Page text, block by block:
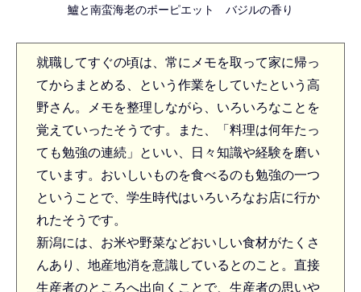
鱸と南蛮海老のポーピエット バジルの香り
就職してすぐの頃は、常にメモを取って家に帰っ
てからまとめる、という作業をしていたという高
野さん。メモを整理しながら、いろいろなことを
覚えていったそうです。また、「料理は何年たっ
ても勉強の連続」といい、日々知識や経験を磨い
ています。おいしいものを食べるのも勉強の一つ
ということで、学生時代はいろいろなお店に行か
れたそうです。
新潟には、お米や野菜などおいしい食材がたくさ
んあり、地産地消を意識しているとのこと。直接
生産者のところへ出向くことで、生産者の思いや